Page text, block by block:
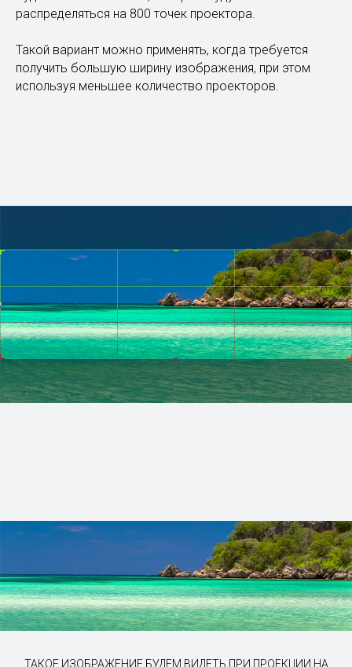
распределяться на 800 точек проектора.
Такой вариант можно применять, когда требуется
получить большую ширину изображения, при этом
используя меньшее количество проекторов.
ТАКОЕ ИЗОБРАЖЕНИЕ БУДЕМ ВИДЕТЬ ПРИ ПРОЕКЦИИ НА